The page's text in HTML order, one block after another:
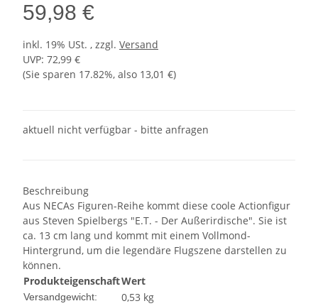
59,98 €
inkl. 19% USt. , zzgl. Versand
UVP: 72,99 €
(Sie sparen 17.82%, also 13,01 €)
aktuell nicht verfügbar - bitte anfragen
Beschreibung
Aus NECAs Figuren-Reihe kommt diese coole Actionfigur
aus Steven Spielbergs "E.T. - Der Außerirdische". Sie ist
ca. 13 cm lang und kommt mit einem Vollmond-
Hintergrund, um die legendäre Flugszene darstellen zu
können.
ProdukteigenschaftWert
Versandgewicht: 0,53 kg